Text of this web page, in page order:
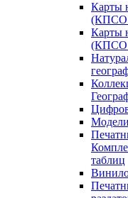
Карты
(КПСО
Карты
(КПСО
таблиц